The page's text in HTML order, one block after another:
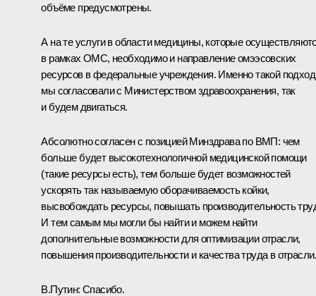
объёме предусмотрены.
А на те услуги в области медицины, которые
в рамках ОМС, необходимо и направление омээсовских
ресурсов в федеральные учреждения. Именно такой подход
мы согласовали с Министерством здравоохранения, так
и будем двигаться.
Абсолютно согласен с позицией Минздрава по ВМП: чем
больше будет высокотехнологичной медицинской помощи
(такие ресурсы есть), тем больше будет возможностей
ускорять так называемую оборачиваемость койки,
высвобождать ресурсы, повышать производительность
И тем самым мы могли бы найти и можем найти
дополнительные возможности для оптимизации отрасли,
повышения производительности и качества труда в отрасли.
В.Путин: Спасибо.